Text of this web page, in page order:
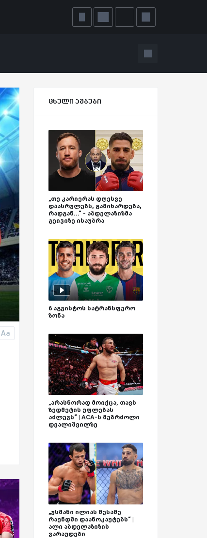
Aa
ცხელი ამბები
„თუ კარიერას დღესვე
დაასრულებს, გამიხარდება,
რადგან...“ - აბდელაზიზმა
გეიჯიზე ისაუბრა
6 აგვისტოს სატრანსფერო
ზონა
„არასწორად მოიქცა, თავს
ზედმეტის უფლებას
აძლევს“ | ACA-ს მებრძოლი
დვალიშვილზე
„უსმანი ილიას მესამე
რაუნდში დაანოკაუტებს“ |
ალი აბდელაზიზის
ვარაუდები